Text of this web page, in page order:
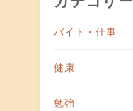
バイト・仕事
健康
勉強